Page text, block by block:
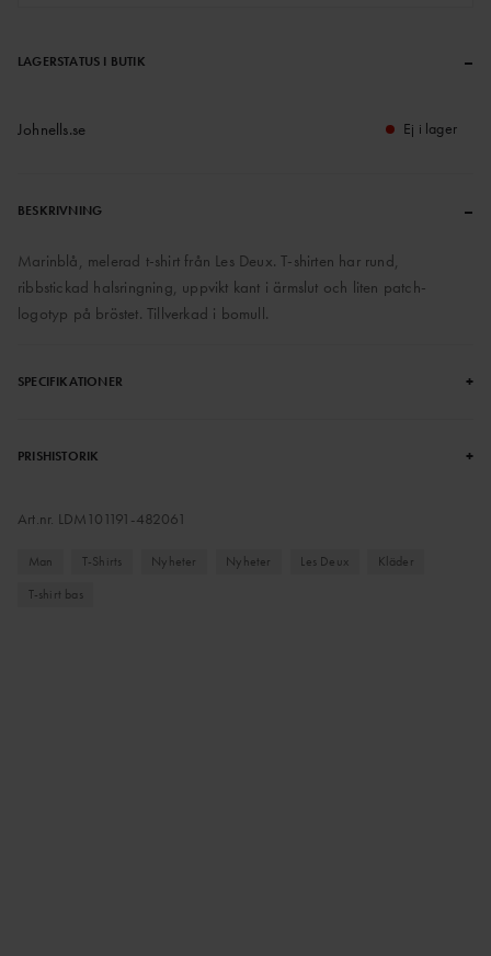
LAGERSTATUS I BUTIK –
Johnells.se Ej i lager
BESKRIVNING –
Marinblå, melerad t-shirt från Les Deux. T-shirten har rund,
ribbstickad halsringning, uppvikt kant i ärmslut och liten patch-
logotyp på bröstet. Tillverkad i bomull.
SPECIFIKATIONER +
PRISHISTORIK +
Art.nr. LDM101191-482061
Man T-Shirts Nyheter Nyheter Les Deux
Kläder
T-shirt bas